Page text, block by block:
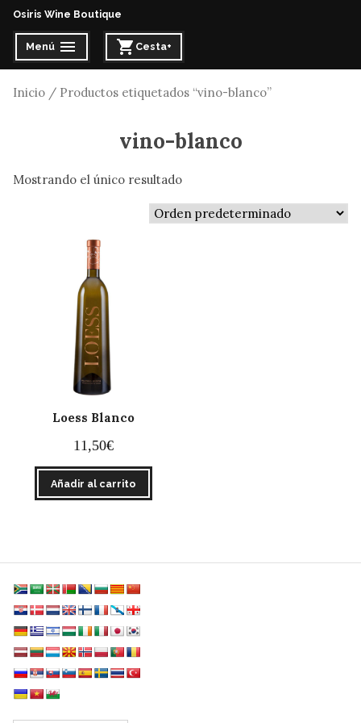
Osiris Wine Boutique
Menú
expandido
cerrado Cesta+
expandido
cerrado
Inicio / Productos etiquetados “vino-blanco”
vino-blanco
Mostrando el único resultado
Loess Blanco
11,50€
Añadir al carrito